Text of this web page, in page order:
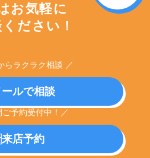
お気軽に
ださい！
らラクラク相談 ／
ルで相談
ご予約受付中！／
来店予約